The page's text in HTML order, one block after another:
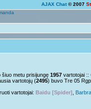
Ką veikiat?
pm »galima ir atsipalaiduoti
pm »
»
pm » Nelabai..
» o tu? Juk irgi
pm »
AJAX Chat © 2007
šiuo metu prisijungę 1957 vartotojai ::
vartotojų (2495) buvo Tre 05
vartotojai: Baidu [Spider]